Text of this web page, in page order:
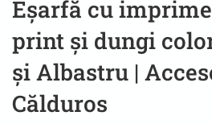
Eșarfă cu
print și dungi
și Albastru |
Călduros